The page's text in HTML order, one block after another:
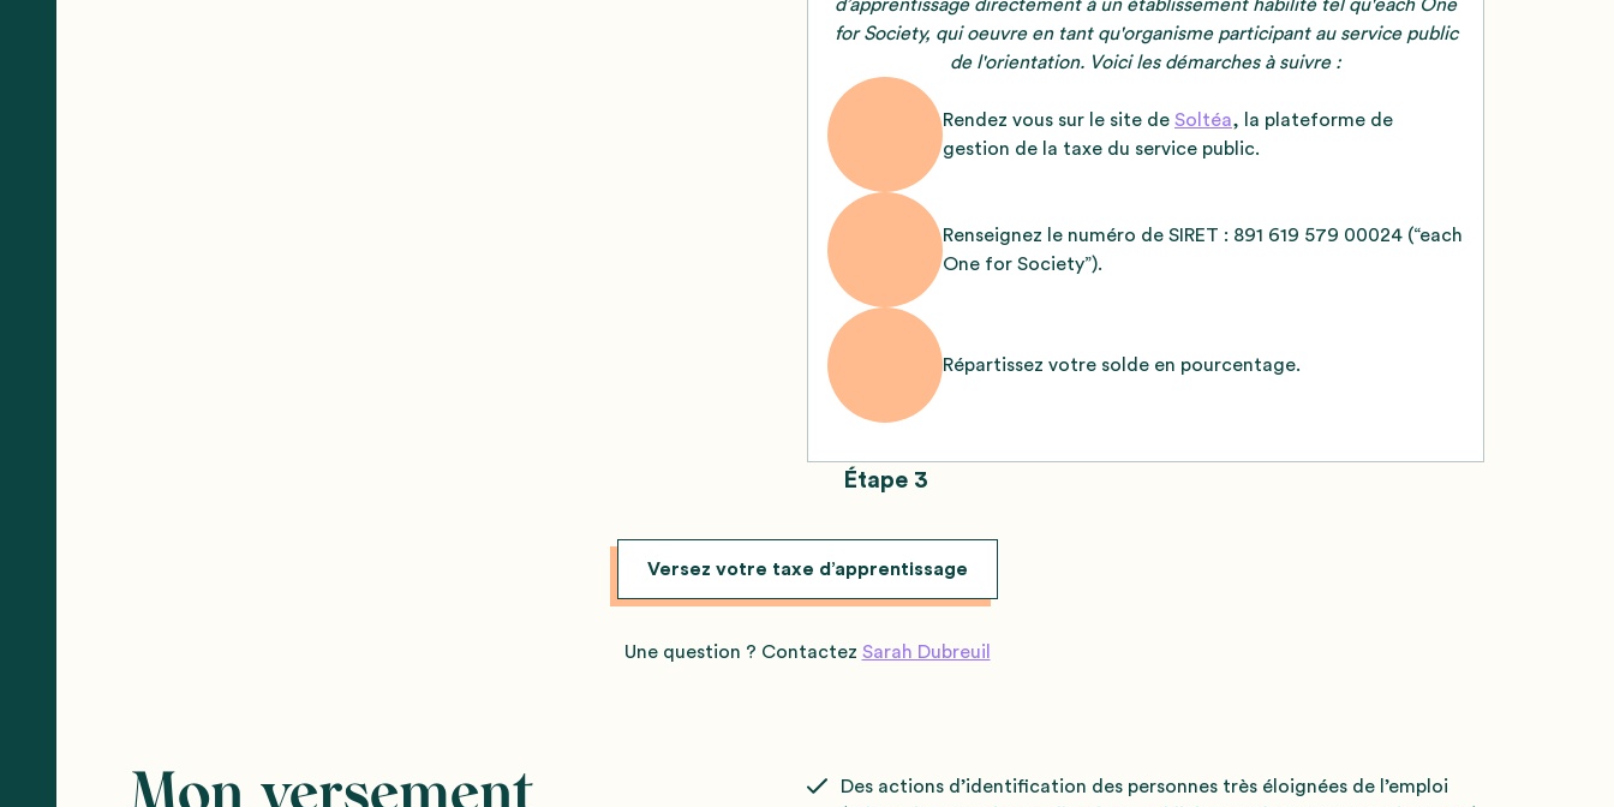
d’apprentissage directement à un établissement habilité tel qu'each One
for Society, qui oeuvre en tant qu'organisme participant au service public
de l'orientation. Voici les démarches à suivre :
Rendez vous sur le site de Soltéa, la plateforme de
gestion de la taxe du service public.
Renseignez le numéro de SIRET : 891 619 579 00024 (“each
One for Society”).
Étape 3
Répartissez votre solde en pourcentage.
Versez votre taxe d’apprentissage
Une question ? Contactez Sarah Dubreuil
Mon versement
Des actions d’identification des personnes très éloignées de l’emploi